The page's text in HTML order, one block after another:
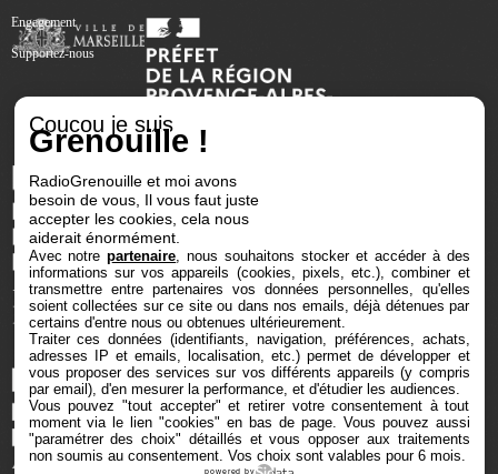
Engagement
Supportez-nous
Coucou je suis
Grenouille !
RadioGrenouille et moi avons
besoin de vous, Il vous faut juste
accepter les cookies, cela nous
aiderait énormément.
Avec notrepartenaire , nous souhaitons stocker et accéder à des
informations sur vos appareils (cookies, pixels, etc.), combiner et
transmettre entre partenaires vos données personnelles, qu'elles
soient collectées sur ce site ou dans nos emails, déjà détenues par
certains d'entre nous ou obtenues ultérieurement.
Traiter ces données (identifiants, navigation, préférences, achats,
adresses IP et emails, localisation, etc.) permet de développer et
vous proposer des services sur vos différents appareils (y compris
par email), d'en mesurer la performance, et d'étudier les audiences.
Vous pouvez "tout accepter" et retirer votre consentement à tout
moment via le lien "cookies" en bas de page. Vous pouvez aussi
"paramétrer des choix" détaillés et vous opposer aux traitements
non soumis au consentement. Vos choix sont valables pour 6 mois.
powered by